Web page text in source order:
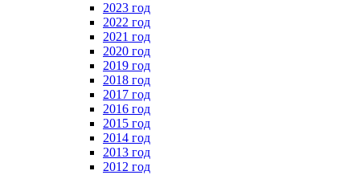
2023 год
2022 год
2021 год
2020 год
2019 год
2018 год
2017 год
2016 год
2015 год
2014 год
2013 год
2012 год